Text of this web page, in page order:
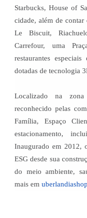
Starbucks, House of
cidade, além de contar
Le Biscuit,
Carrefour, uma
restaurantes
dotadas de
Localizado na
reconhecido pelas
Família, Espaço
estacionamento,
Inaugurado em 2012,
ESG desde sua
do meio ambiente,
mais em